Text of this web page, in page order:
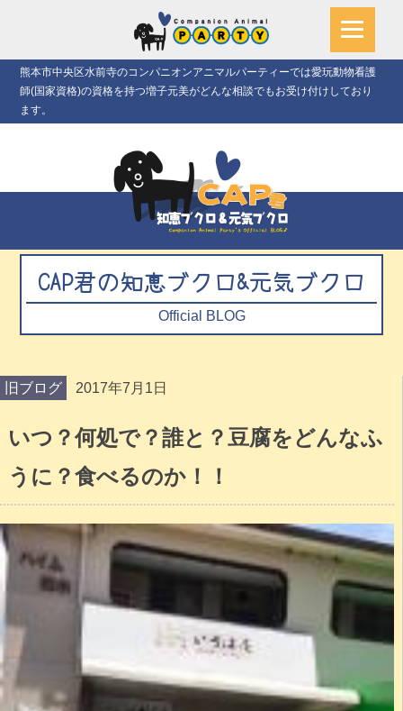
熊本市中央区水前寺のコンパニオンアニマルパーティーでは愛玩動物看護
師(国家資格)の資格を持つ増子元美がどんな相談でもお受け付けしており
ます。
CAP君の知恵ブクロ&元気ブクロ
Official BLOG
旧ブログ 2017年7月1日
いつ？何処で？誰と？豆腐をどんなふ
うに？食べるのか！！